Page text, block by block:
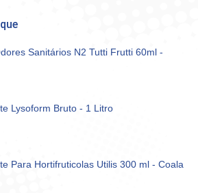
Sanitários N2 Tutti Frutti 60ml -
Lysoform Bruto - 1 Litro
Para Hortifruticolas Utilis 300 ml - Coala